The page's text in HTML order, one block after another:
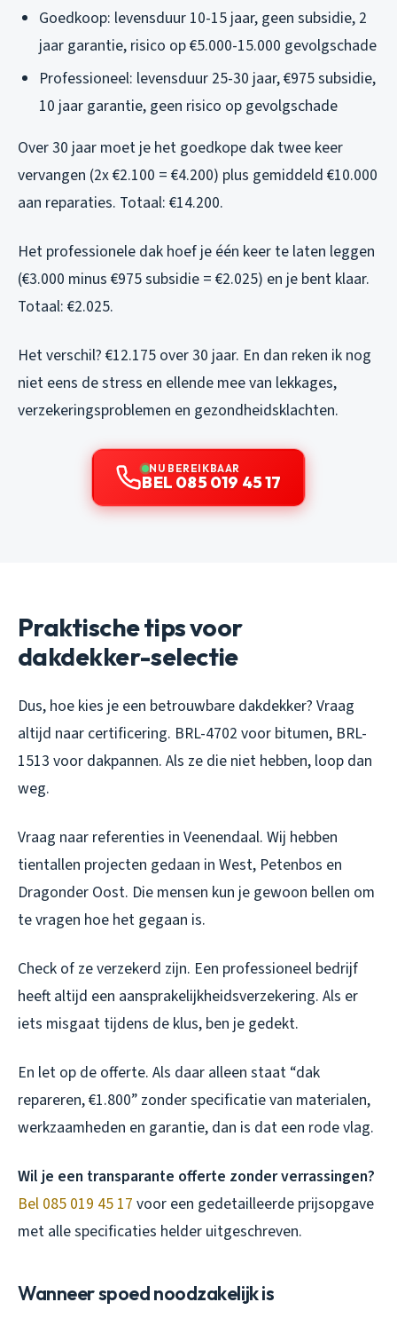
Goedkoop: levensduur 10-15 jaar, geen subsidie, 2
jaar garantie, risico op €5.000-15.000 gevolgschade
Professioneel: levensduur 25-30 jaar, €975 subsidie,
10 jaar garantie, geen risico op gevolgschade
Over 30 jaar moet je het goedkope dak twee keer
vervangen (2x €2.100 = €4.200) plus gemiddeld €10.000
aan reparaties. Totaal: €14.200.
Het professionele dak hoef je één keer te laten leggen
(€3.000 minus €975 subsidie = €2.025) en je bent klaar.
Totaal: €2.025.
Het verschil? €12.175 over 30 jaar. En dan reken ik nog
niet eens de stress en ellende mee van lekkages,
verzekeringsproblemen en gezondheidsklachten.
NU BEREIKBAAR
BEL 085 019 45 17
Praktische tips voor
dakdekker-selectie
Dus, hoe kies je een betrouwbare dakdekker? Vraag
altijd naar certificering. BRL-4702 voor bitumen, BRL-
1513 voor dakpannen. Als ze die niet hebben, loop dan
weg.
Vraag naar referenties in Veenendaal. Wij hebben
tientallen projecten gedaan in West, Petenbos en
Dragonder Oost. Die mensen kun je gewoon bellen om
te vragen hoe het gegaan is.
Check of ze verzekerd zijn. Een professioneel bedrijf
heeft altijd een aansprakelijkheidsverzekering. Als er
iets misgaat tijdens de klus, ben je gedekt.
En let op de offerte. Als daar alleen staat “dak
repareren, €1.800” zonder specificatie van materialen,
werkzaamheden en garantie, dan is dat een rode vlag.
Wil je een transparante offerte zonder verrassingen?
Bel 085 019 45 17 voor een gedetailleerde prijsopgave
met alle specificaties helder uitgeschreven.
Wanneer spoed noodzakelijk is